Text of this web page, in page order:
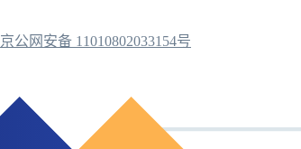
京公网安备 11010802033154号